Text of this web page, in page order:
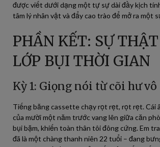
được viết dưới dạng một tự sự dài đầy kịch
tâm lý nhân vật và đẩy cao trào để mở ra một
PHẦN KẾT: SỰ
LỚP BỤI THỜI GIAN
Kỳ 1: Giọng nói từ cõi hư vô
Tiếng băng cassette chạy rọt rẹt, rọt rẹt. Cái
của mười một năm trước vang lên giữa căn
bụi bặm, khiến toàn thân tôi đông cứng. Em
đã là một chàng thanh niên 22 tuổi – đang